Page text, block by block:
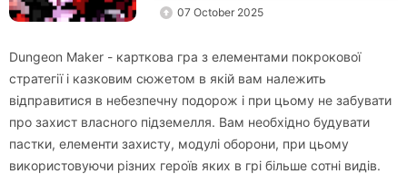
07 October 2025
Dungeon Maker - карткова гра з елементами покрокової
стратегії і казковим сюжетом в якій вам належить
відправитися в небезпечну подорож і при цьому не забувати
про захист власного підземелля. Вам необхідно будувати
пастки, елементи захисту, модулі оборони, при цьому
використовуючи різних героїв яких в грі більше сотні видів.